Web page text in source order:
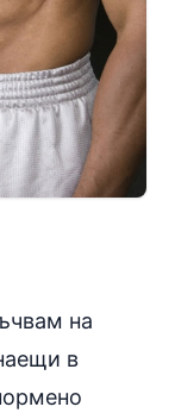
на
в